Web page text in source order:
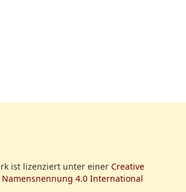
ist lizenziert unter einer Creative
Namensnennung 4.0 International